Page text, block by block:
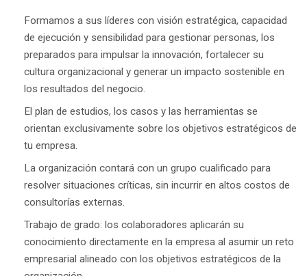
Formamos a sus líderes con visión estratégica, capacidad
de ejecución y sensibilidad para gestionar personas, los
preparados para impulsar la innovación, fortalecer su
cultura organizacional y generar un impacto sostenible en
los resultados del negocio.
El plan de estudios, los casos y las herramientas se
orientan exclusivamente sobre los objetivos estratégicos de
tu empresa.
La organización contará con un grupo cualificado para
resolver situaciones críticas, sin incurrir en altos costos de
consultorías externas.
Trabajo de grado: los colaboradores aplicarán su
conocimiento directamente en la empresa al asumir un reto
empresarial alineado con los objetivos estratégicos de la